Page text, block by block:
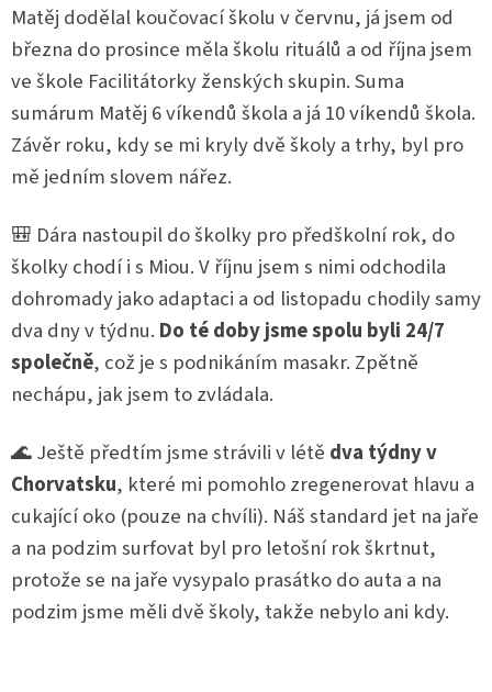
Matěj dodělal koučovací školu v červnu, já jsem od
března do prosince měla školu rituálů a od října jsem
ve škole Facilitátorky ženských skupin. Suma
sumárum Matěj 6 víkendů škola a já 10 víkendů škola.
Závěr roku, kdy se mi kryly dvě školy a trhy, byl pro
mě jedním slovem nářez.
🎒 Dára nastoupil do školky pro předškolní rok, do
školky chodí i s Miou. V říjnu jsem s nimi odchodila
dohromady jako adaptaci a od listopadu chodily samy
dva dny v týdnu. Do té doby jsme spolu byli 24/7
společně, což je s podnikáním masakr. Zpětně
nechápu, jak jsem to zvládala.
🌊 Ještě předtím jsme strávili v létě dva týdny v
Chorvatsku, které mi pomohlo zregenerovat hlavu a
cukající oko (pouze na chvíli). Náš standard jet na jaře
a na podzim surfovat byl pro letošní rok škrtnut,
protože se na jaře vysypalo prasátko do auta a na
podzim jsme měli dvě školy, takže nebylo ani kdy.